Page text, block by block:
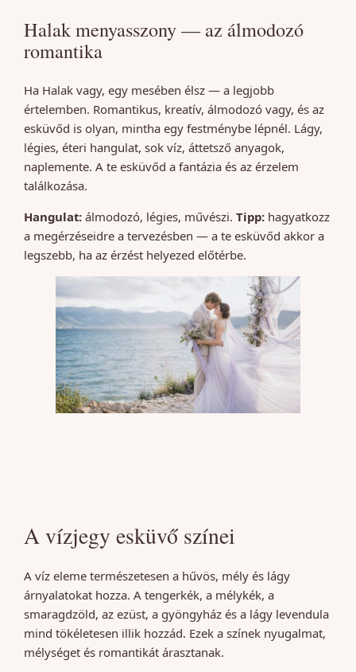
Halak menyasszony — az álmodozó
romantika
Ha Halak vagy, egy mesében élsz — a legjobb
értelemben. Romantikus, kreatív, álmodozó vagy, és az
esküvőd is olyan, mintha egy festménybe lépnél. Lágy,
légies, éteri hangulat, sok víz, áttetsző anyagok,
naplemente. A te esküvőd a fantázia és az érzelem
találkozása.
Hangulat: álmodozó, légies, művészi. Tipp: hagyatkozz
a megérzéseidre a tervezésben — a te esküvőd akkor a
legszebb, ha az érzést helyezed előtérbe.
A vízjegy esküvő színei
A víz eleme természetesen a hűvös, mély és lágy
árnyalatokat hozza. A tengerkék, a mélykék, a
smaragdzöld, az ezüst, a gyöngyház és a lágy levendula
mind tökéletesen illik hozzád. Ezek a színek nyugalmat,
mélységet és romantikát árasztanak.